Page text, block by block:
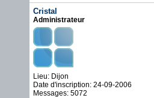
Cristal
Administrateur
Lieu: Dijon
Date d'inscription: 24-09-2006
Messages: 5072